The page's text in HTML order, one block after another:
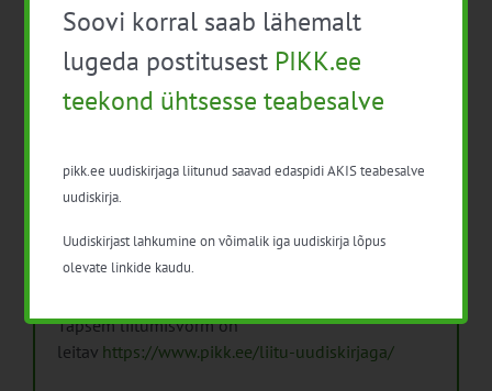
Pikk.ee uudiskirjaga liitumine.
Isikuandmeid töötleme vastavalt
Isikuandmete
Täpsem liitumisvorm on
leitav https://www.pikk.ee/liitu-uudiskirjaga/
Soovi korral saab lähemalt
lugeda postitusest PIKK.ee
teekond ühtsesse teabesalve
pikk.ee uudiskirjaga liitunud saavad edaspidi AKIS teabesalve
uudiskirja.
Uudiskirjast lahkumine on võimalik iga uudiskirja lõpus
olevate linkide kaudu.